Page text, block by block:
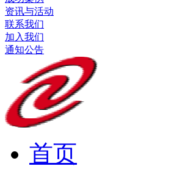
资讯与活动
联系我们
加入我们
通知公告
首页